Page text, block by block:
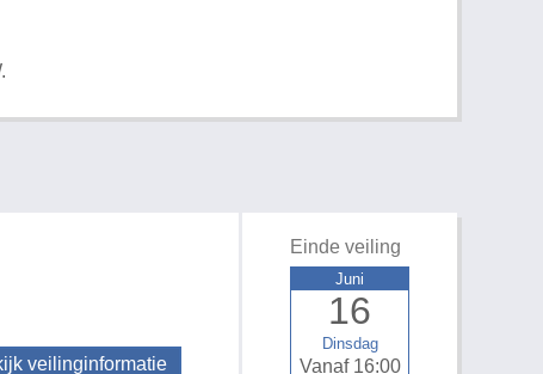
veilinginformatie
Einde veiling
Dinsdag
16
Juni
Vanaf 16:00